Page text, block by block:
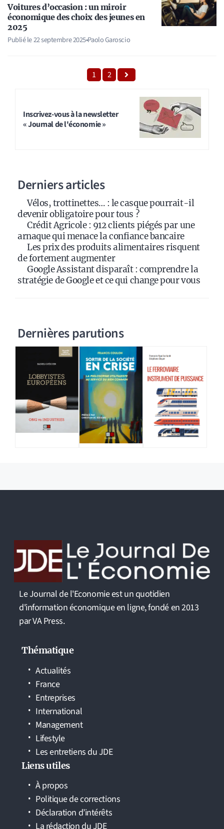
Voitures d’occasion : un miroir
économique des choix des jeunes en
2025
Publié le22 septembre 2025•Paolo Garoscio
1 2
Inscrivez-vous à la newsletter
« Journal de l'économie »
Derniers articles
Vélos, trottinettes… : le casque pourrait-il
devenir obligatoire pour tous ?
Crédit Agricole : 912 clients piégés par une
arnaque qui menace la confiance bancaire
Les prix des produits alimentaires risquent
de fortement augmenter
Google Assistant disparaît : comprendre la
stratégie de Google et ce qui change pour vous
Dernières parutions
Le Journal de l'Economie est un quotidien
d'information économique en ligne, fondé en 2013
par VA Press.
Thématique
Actualités
France
Entreprises
International
Management
Lifestyle
Les entretiens du JDE
Liens utiles
À propos
Politique de corrections
Déclaration d’intérêts
La rédaction du JDE